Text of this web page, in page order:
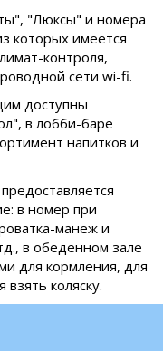
"Люксы" и номера
которых имеется
контроля,
сети wi-fi.
доступны
в лобби-баре
напитков и
в номер при
манеж и
в обеденном зале
для кормления, для
коляску.